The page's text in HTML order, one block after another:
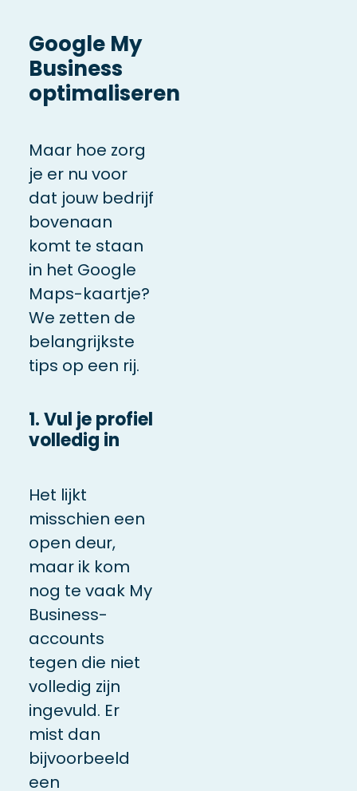
Google My
Business
optimaliseren
Maar hoe zorg
je er nu voor
dat jouw bedrijf
bovenaan
komt te staan
in het Google
Maps-kaartje?
We zetten de
belangrijkste
tips op een rij.
1. Vul je profiel
volledig in
Het lijkt
misschien een
open deur,
maar ik kom
nog te vaak My
Business-
accounts
tegen die niet
volledig zijn
ingevuld. Er
mist dan
bijvoorbeeld
een